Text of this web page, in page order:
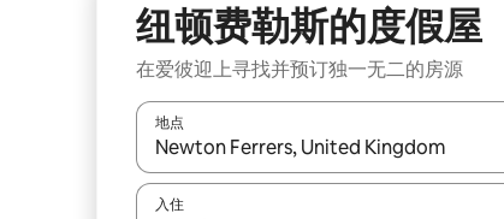
纽顿费勒斯的度假屋
在爱彼迎上寻找并预订独一无二的房源
地点
如有搜索结果，请使用上下方向键查看，或通
入住